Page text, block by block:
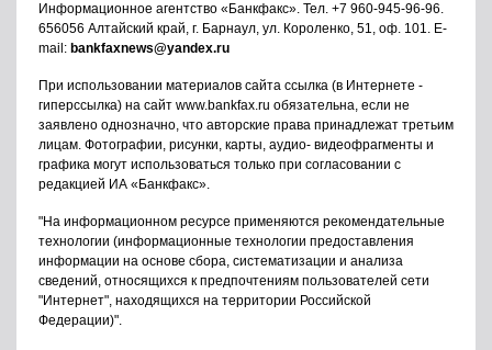
Информационное агентство «Банкфакс». Тел. +7 960-945-96-96.
656056 Алтайский край, г. Барнаул, ул. Короленко, 51, оф. 101. E-
mail: bankfaxnews@yandex.ru
При использовании материалов сайта ссылка (в Интернете -
гиперссылка) на сайт www.bankfax.ru обязательна, если не
заявлено однозначно, что авторские права принадлежат третьим
лицам. Фотографии, рисунки, карты, аудио- видеофрагменты и
графика могут использоваться только при согласовании с
редакцией ИА «Банкфакс».
"На информационном ресурсе применяются рекомендательные
технологии (информационные технологии предоставления
информации на основе сбора, систематизации и анализа
сведений, относящихся к предпочтениям пользователей сети
"Интернет", находящихся на территории Российской
Федерации)".